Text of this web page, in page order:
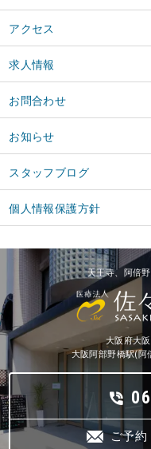
アクセス
求人情報
お問合わせ
お知らせ
スタッフブログ
個人情報保護方針
天王寺、阿倍
大阪府大
大阪阿部野橋駅(阿
ご予約